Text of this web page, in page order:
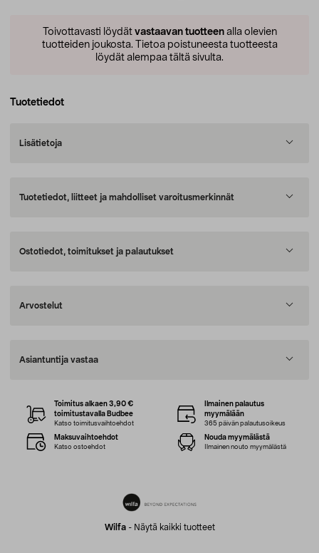
Toivottavasti löydät vastaavan tuotteenalla olevien
tuotteiden joukosta. Tietoa poistuneesta tuotteesta
löydät alempaa tältä sivulta.
Tuotetiedot
Lisätietoja
Tuotetiedot, liitteet ja mahdolliset varoitusmerkinnät
Ostotiedot, toimitukset ja palautukset
Arvostelut
Asiantuntija vastaa
Wilfa- Näytä kaikki tuotteet
Toimitus alkaen 3,90 €
toimitustavalla Budbee
Katso toimitusvaihtoehdot
Ilmainen palautus
myymälään
365 päivän palautusoikeus
Maksuvaihtoehdot
Katso ostoehdot
Nouda myymälästä
Ilmainen nouto myymälästä